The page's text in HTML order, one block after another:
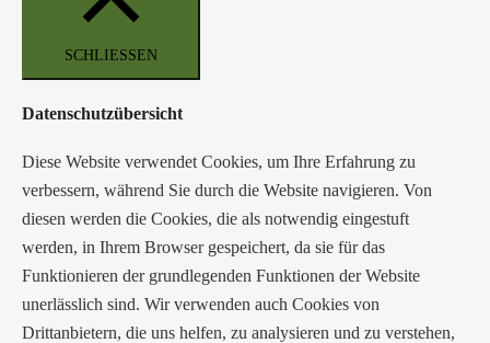
SCHLIESSEN
Datenschutzübersicht
Diese Website verwendet Cookies, um Ihre Erfahrung zu
verbessern, während Sie durch die Website navigieren. Von
diesen werden die Cookies, die als notwendig eingestuft
werden, in Ihrem Browser gespeichert, da sie für das
Funktionieren der grundlegenden Funktionen der Website
unerlässlich sind. Wir verwenden auch Cookies von
Drittanbietern, die uns helfen, zu analysieren und zu verstehen,